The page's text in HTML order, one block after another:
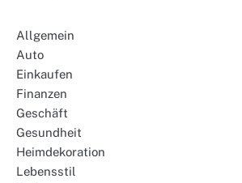
Allgemein
Auto
Einkaufen
Finanzen
Geschäft
Gesundheit
Heimdekoration
Lebensstil